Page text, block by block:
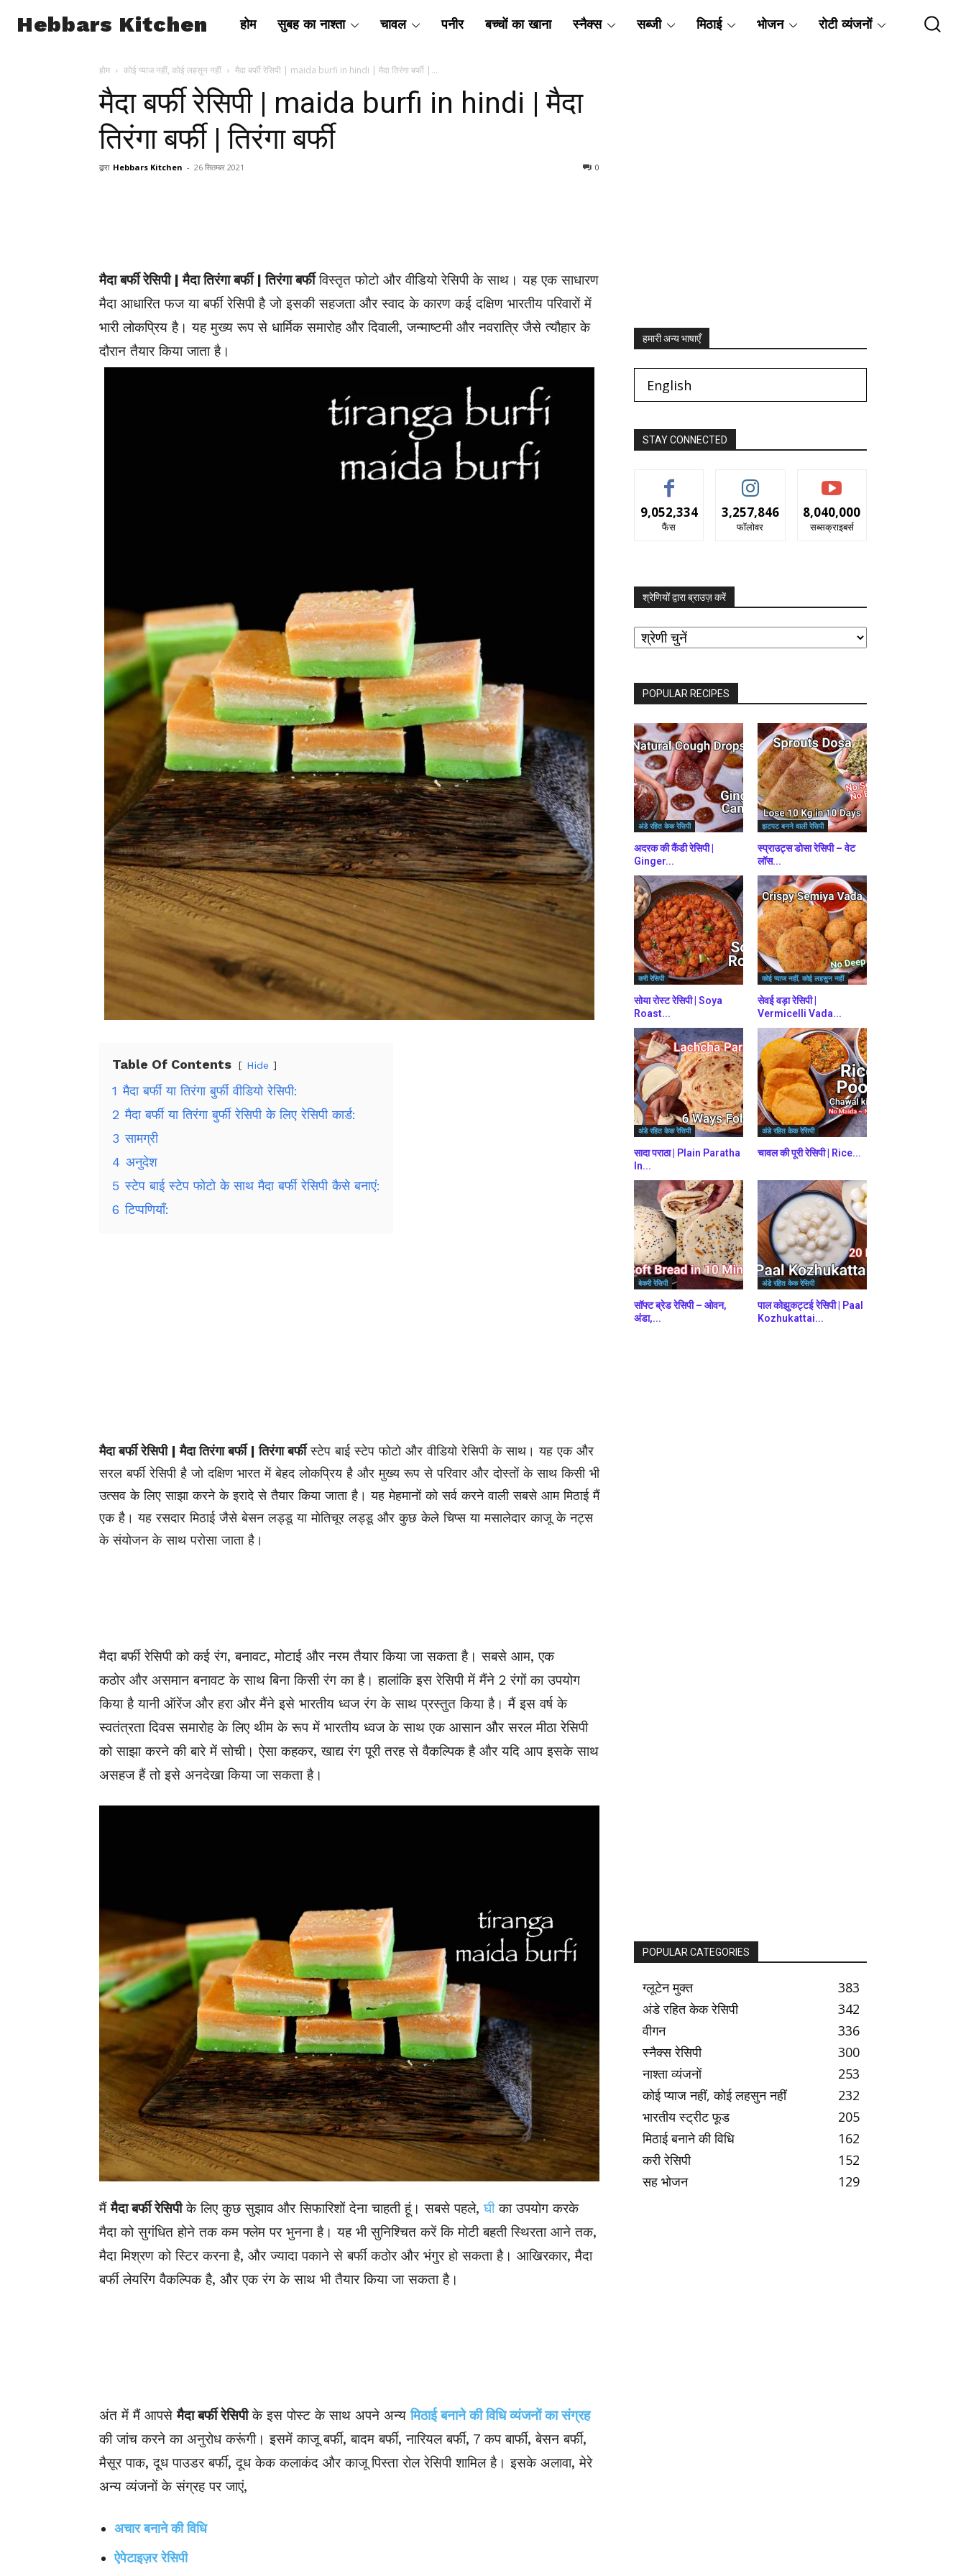
Hebbars Kitchen होम सुबह का नाश्ता चावल पनीर बच्चों का खाना स्नैक्स सब्जी मिठाई भोजन रोटी व्यंजनों
होम कोई प्याज नहीं, कोई लहसुन नहीं मैदा बर्फी रेसिपी | maida burfi in hindi | मैदा तिरंगा बर्फी |...
मैदा बर्फी रेसिपी | maida burfi in hindi | मैदा
तिरंगा बर्फी | तिरंगा बर्फी
द्वारा Hebbars Kitchen - 26 सितम्बर 2021 0
मैदा बर्फी रेसिपी | मैदा तिरंगा बर्फी | तिरंगा बर्फीविस्तृत फोटो और वीडियो रेसिपी के साथ। यह एक साधारण
मैदा आधारित फज या बर्फी रेसिपी है जो इसकी सहजता और स्वाद के कारण कई दक्षिण भारतीय परिवारों में
भारी लोकप्रिय है। यह मुख्य रूप से धार्मिक समारोह और दिवाली, जन्माष्टमी और नवरात्रि जैसे त्यौहार के
दौरान तैयार किया जाता है।
Table Of Contents Hide
1 मैदा बर्फी या तिरंगा बुर्फी वीडियो रेसिपी:
2 मैदा बर्फी या तिरंगा बुर्फी रेसिपी के लिए रेसिपी कार्ड:
3 सामग्री
4 अनुदेश
5 स्टेप बाई स्टेप फोटो के साथ मैदा बर्फी रेसिपी कैसे बनाएं:
6 टिप्पणियाँ:
मैदा बर्फी रेसिपी | मैदा तिरंगा बर्फी | तिरंगा बर्फीस्टेप बाई स्टेप फोटो और वीडियो रेसिपी के साथ। यह एक और
सरल बर्फी रेसिपी है जो दक्षिण भारत में बेहद लोकप्रिय है और मुख्य रूप से परिवार और दोस्तों के साथ किसी भी
उत्सव के लिए साझा करने के इरादे से तैयार किया जाता है। यह मेहमानों को सर्व करने वाली सबसे आम मिठाई मैं
एक है। यह रसदार मिठाई जैसे बेसन लड्डू या मोतिचूर लड्डू और कुछ केले चिप्स या मसालेदार काजू के नट्स
के संयोजन के साथ परोसा जाता है।
मैदा बर्फी रेसिपी को कई रंग, बनावट, मोटाई और नरम तैयार किया जा सकता है। सबसे आम, एक
कठोर और असमान बनावट के साथबिनाकिसी रंगकाहै। हालांकि इस रेसिपी में मैंने 2 रंगों का उपयोग
किया है यानी ऑरेंज और हरा और मैंने इसे भारतीय ध्वज रंग के साथ प्रस्तुत किया है। मैं इस वर्ष के
स्वतंत्रता दिवस समारोह के लिए थीम के रूप में भारतीय ध्वज के साथ एक आसान और सरल मीठा रेसिपी
को साझा करने की बारे में सोची। ऐसा कहकर, खाद्य रंग पूरी तरह से वैकल्पिक है और यदि आप इसके साथ
असहज हैं तो इसे अनदेखा किया जा सकता है।
मैंमैदा बर्फी रेसिपीके लिए कुछ सुझाव और सिफारिशों देना चाहती हूं। सबसे पहले,घीका उपयोग करके
मैदा को सुगंधित होने तक कम फ्लेम पर भुनना है। यह भी सुनिश्चित करें कि मोटी बहती स्थिरता आने तक,
मैदा मिश्रण को स्टिर करना है, और ज्यादा पकाने से बर्फी कठोर और भंगुर हो सकता है। आखिरकार, मैदा
बर्फी लेयरिंग वैकल्पिक है, और एक रंग के साथ भी तैयार किया जा सकता है।
अंत में मैं आपसेमैदा बर्फी रेसिपीके इस पोस्ट के साथ अपने अन्यमिठाई बनाने की विधि व्यंजनों का संग्रह
की जांच करने का अनुरोध करूंगी। इसमें काजू बर्फी, बादम बर्फी, नारियल बर्फी, 7 कप बार्फी, बेसन बर्फी,
मैसूर पाक, दूध पाउडर बर्फी, दूध केक कलाकंद और काजू पिस्ता रोल रेसिपी शामिल है। इसके अलावा, मेरे
अन्यव्यंजनों के संग्रह पर जाएं,
अचार बनाने की विधि
ऐपेटाइज़र रेसिपी
हमारी अन्य भाषाएँ
English
STAY CONNECTED
9,052,334
फैंस
3,257,846
फॉलोवर
8,040,000
सब्सक्राइबर्स
श्रेणियों द्वारा ब्राउज़ करें
श्रेणियों
द्वारा
ब्राउज़
POPULAR RECIPES
अंडे रहित केक रेसिपी
अदरक की कैंडी रेसिपी |
Ginger...
झटपट बनने वाली रेसिपी
स्प्राउट्स डोसा रेसिपी – वेट
लॉस...
करी रेसिपी
सोया रोस्ट रेसिपी | Soya
Roast...
कोई प्याज नहीं, कोई लहसुन नहीं
सेवई वड़ा रेसिपी |
Vermicelli Vada...
अंडे रहित केक रेसिपी
सादा पराठा | Plain Paratha
In...
अंडे रहित केक रेसिपी
चावल की पूरी रेसिपी | Rice...
बेकरी रेसिपी
सॉफ्ट ब्रेड रेसिपी – ओवन,
अंडा,...
अंडे रहित केक रेसिपी
पाल कोझुकट्टई रेसिपी | Paal
Kozhukattai...
POPULAR CATEGORIES
ग्लूटेन मुक्त
383
अंडे रहित केक रेसिपी
342
वीगन
336
स्नैक्स रेसिपी
300
नाश्ता व्यंजनों
253
कोई प्याज नहीं, कोई लहसुन नहीं
232
भारतीय स्ट्रीट फूड
205
मिठाई बनाने की विधि
162
करी रेसिपी
152
सह भोजन
129